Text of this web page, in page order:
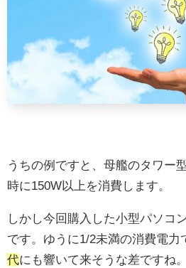
うちの例ですと、母艦のタワー
時に150W以上を消費します。
しかし今回購入した小型パソコ
です。ゆうに1/2未満の消費電力
代にも響いて来そうな差ですね。